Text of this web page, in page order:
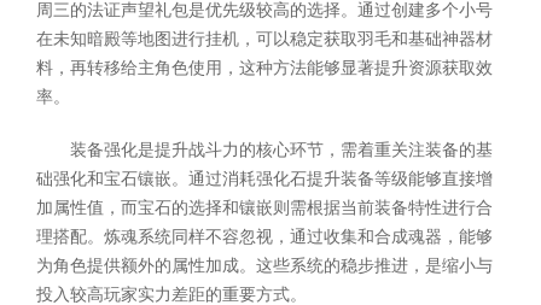
周三的法证声望礼包是优先级较高的选择。通过创建多个小号
在未知暗殿等地图进行挂机，可以稳定获取羽毛和基础神器材
料，再转移给主角色使用，这种方法能够显著提升资源获取效
率。
装备强化是提升战斗力的核心环节，需着重关注装备的基
础强化和宝石镶嵌。通过消耗强化石提升装备等级能够直接增
加属性值，而宝石的选择和镶嵌则需根据当前装备特性进行合
理搭配。炼魂系统同样不容忽视，通过收集和合成魂器，能够
为角色提供额外的属性加成。这些系统的稳步推进，是缩小与
投入较高玩家实力差距的重要方式。